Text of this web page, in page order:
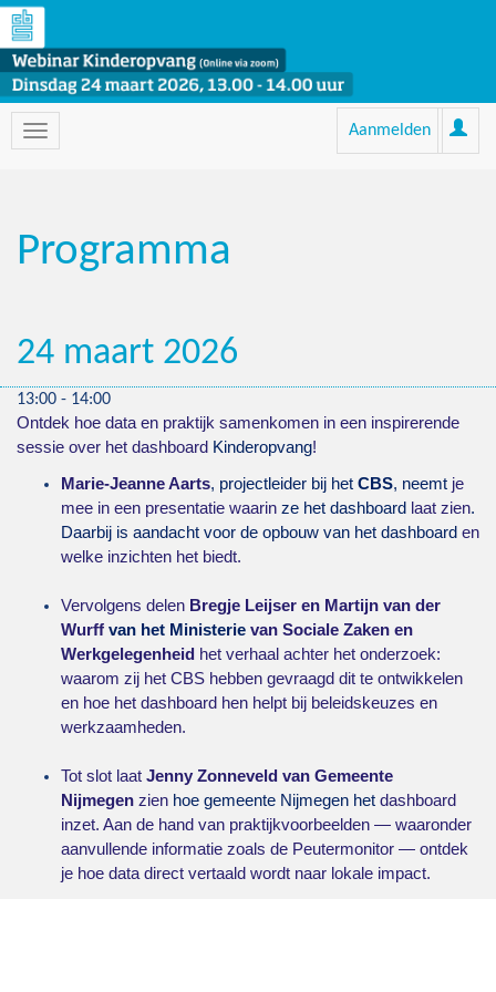
Aanmelden
Programma
24 maart 2026
13:00 - 14:00
Ontdek hoe data en praktijk samenkomen in een inspirerende
sessie over het dashboard Kinderopvang!
Marie-Jeanne Aarts, projectleider bij het CBS, neemt je
mee in een presentatie waarin ze het dashboard laat zien.
Daarbij is aandacht voor de opbouw van het dashboard en
welke inzichten het biedt.
Vervolgens delen Bregje Leijser en Martijn van der
Wurff van het Ministerie van Sociale Zaken en
Werkgelegenheid het verhaal achter het onderzoek:
waarom zij het CBS hebben gevraagd dit te ontwikkelen
en hoe het dashboard hen helpt bij beleidskeuzes en
werkzaamheden.
Tot slot laat Jenny Zonneveld van Gemeente
Nijmegen zien hoe gemeente Nijmegen het dashboard
inzet. Aan de hand van praktijkvoorbeelden — waaronder
aanvullende informatie zoals de Peutermonitor — ontdek
je hoe data direct vertaald wordt naar lokale impact.